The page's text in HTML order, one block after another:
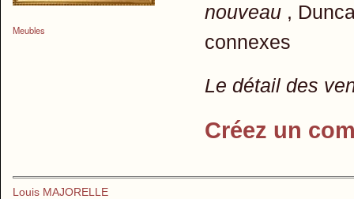
Meubles
nouveau,
connexes
Le détail des
Créez un
Louis MAJORELLE